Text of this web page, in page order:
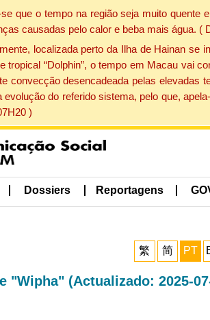
que o tempo na região seja muito quente
causadas pelo calor e beba mais água. (
localizada perto da Ilha de Hainan se
“Dolphin”, o tempo em Macau vai
convecção desencadeada pelas elevadas
do referido sistema, pelo que,
)
Dossiers Reportagens
繁 简 PT
"Wipha" (Actualizado: 2025-